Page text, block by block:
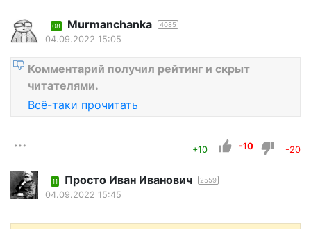
08 Murmanchanka 4085
04.09.2022 15:05
Комментарий получил рейтинг и скрыт
читателями.
Всё-таки прочитать
+10 -10 -20
11 Просто Иван Иванович 2559
04.09.2022 15:45